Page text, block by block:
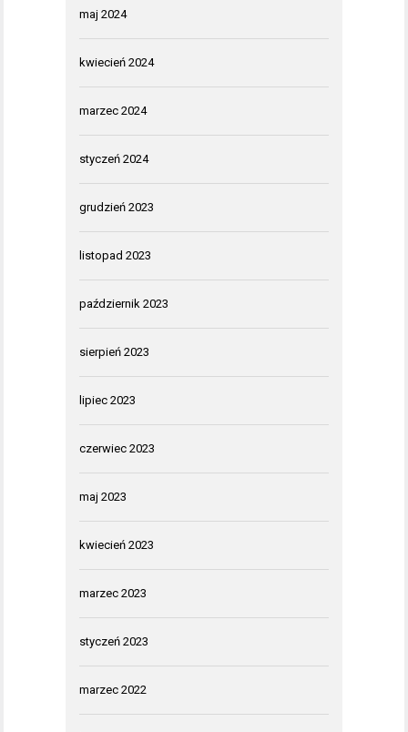
maj 2024
kwiecień 2024
marzec 2024
styczeń 2024
grudzień 2023
listopad 2023
październik 2023
sierpień 2023
lipiec 2023
czerwiec 2023
maj 2023
kwiecień 2023
marzec 2023
styczeń 2023
marzec 2022